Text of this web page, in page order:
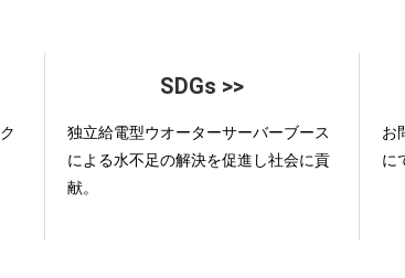
SDGs >>
独立給電型ウオーターサーバーブース
による水不足の解決を促進し社会に貢
献。
お
に